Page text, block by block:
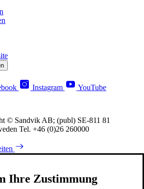
Instagram YouTube
© Sandvik AB; (publ) SE-811 81
Tel. +46 (0)26 260000
Ihre Zustimmung